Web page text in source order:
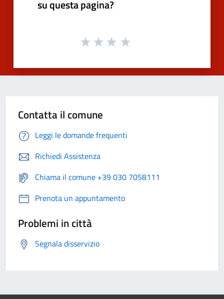
su questa pagina?
Contatta il comune
Leggi le domande frequenti
Richiedi Assistenza
Chiama il comune +39 030 7058111
Prenota un appuntamento
Problemi in città
Segnala disservizio